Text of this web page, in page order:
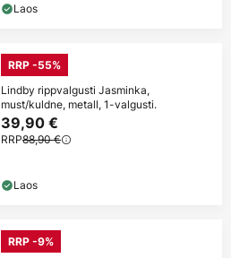
Laos
RRP -55%
Lindby rippvalgusti Jasminka,
must/kuldne, metall, 1-valgusti.
39,90 €
RRP88,90 €
Laos
RRP -9%